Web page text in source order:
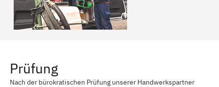
Prüfung
Nach der bürokratischen Prüfung unserer Handwerkspartner